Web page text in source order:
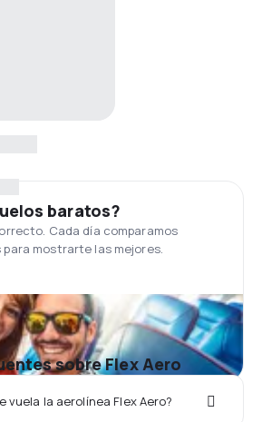
baratos?
Cada día comparamos
mostrarte las mejores.
sobre Flex Aero
vuela la aerolínea Flex Aero?